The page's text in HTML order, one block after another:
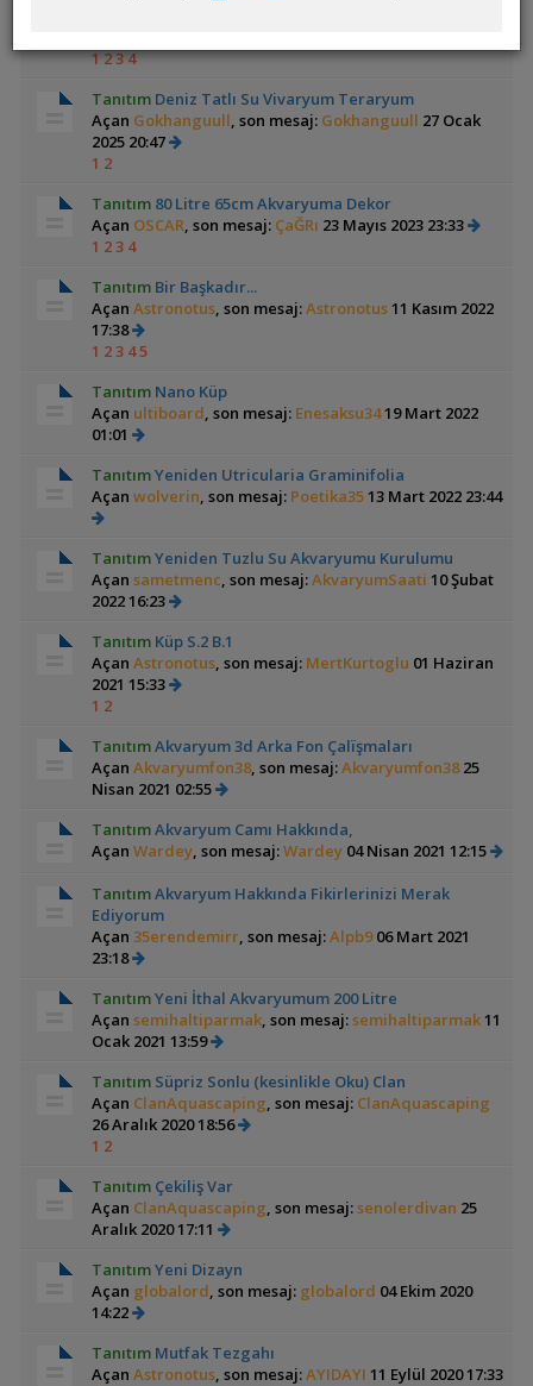
1234
TanıtımDeniz Tatlı Su Vivaryum Teraryum
Açan Gokhanguull, son mesaj: Gokhanguull 27 Ocak
2025 20:47
1 2
Tanıtım80 Litre 65cm Akvaryuma Dekor
Açan OSCAR, son mesaj: ÇaĞRı 23 Mayıs 2023 23:33
1 23 4
TanıtımBir Başkadır...
Açan Astronotus, son mesaj:Astronotus11 Kasım 2022
17:38
1 23 45
TanıtımNano Küp
Açan ultiboard, son mesaj: Enesaksu3419 Mart 2022
01:01
TanıtımYeniden Utricularia Graminifolia
Açan wolverin, son mesaj: Poetika3513 Mart 2022 23:44
TanıtımYeniden Tuzlu Su Akvaryumu Kurulumu
Açan sametmenc, son mesaj:AkvaryumSaati 10 Şubat
2022 16:23
TanıtımKüp S.2 B.1
Açan Astronotus, son mesaj: MertKurtoglu 01 Haziran
2021 15:33
1 2
TanıtımAkvaryum 3d Arka Fon Çalïşmaları
Açan Akvaryumfon38, son mesaj:Akvaryumfon3825
Nisan 2021 02:55
TanıtımAkvaryum Camı Hakkında,
Açan Wardey, son mesaj:Wardey04 Nisan 2021 12:15
TanıtımAkvaryum Hakkında Fikirlerinizi Merak
Ediyorum
Açan 35erendemirr, son mesaj:Alpb906 Mart 2021
23:18
TanıtımYeni İthal Akvaryumum 200 Litre
Açan semihaltiparmak, son mesaj:semihaltiparmak11
Ocak 2021 13:59
TanıtımSüpriz Sonlu (kesinlikle Oku) Clan
Açan ClanAquascaping, son mesaj: ClanAquascaping
26 Aralık 2020 18:56
1 2
TanıtımÇekiliş Var
Açan ClanAquascaping, son mesaj:senolerdivan 25
Aralık 2020 17:11
TanıtımYeni Dizayn
Açan globalord, son mesaj: globalord 04 Ekim 2020
14:22
TanıtımMutfak Tezgahı
Açan Astronotus, son mesaj:AYIDAYI 11 Eylül 2020 17:33